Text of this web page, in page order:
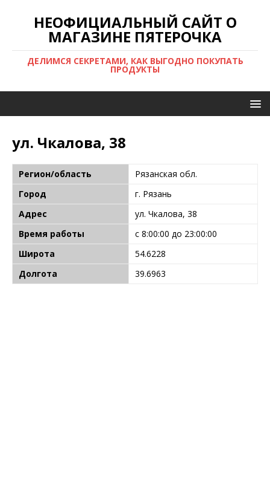
НЕОФИЦИАЛЬНЫЙ САЙТ О
МАГАЗИНЕ ПЯТЕРОЧКА
ДЕЛИМСЯ СЕКРЕТАМИ, КАК ВЫГОДНО ПОКУПАТЬ
ПРОДУКТЫ
ул. Чкалова, 38
Регион/область
Рязанская обл.
Город
г. Рязань
Адрес
ул. Чкалова, 38
Время работы
с 8:00:00 до 23:00:00
Широта
54.6228
Долгота
39.6963